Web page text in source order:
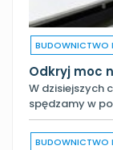
BUDOWNICTWO
Odkryj moc
W dzisiejszych
spędzamy w
BUDOWNICTWO